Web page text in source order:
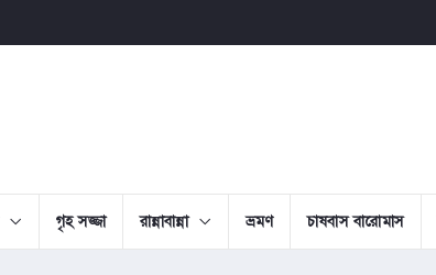
গৃহ সজ্জা রান্নাবান্না ভ্রমণ চাষবাস বারোমাস